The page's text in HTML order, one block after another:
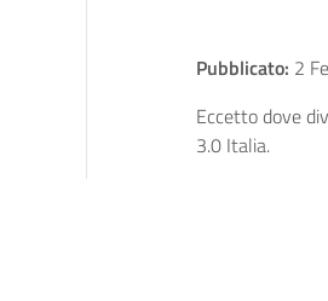
Pubblicato: 2
Eccetto dove
3.0 Italia.